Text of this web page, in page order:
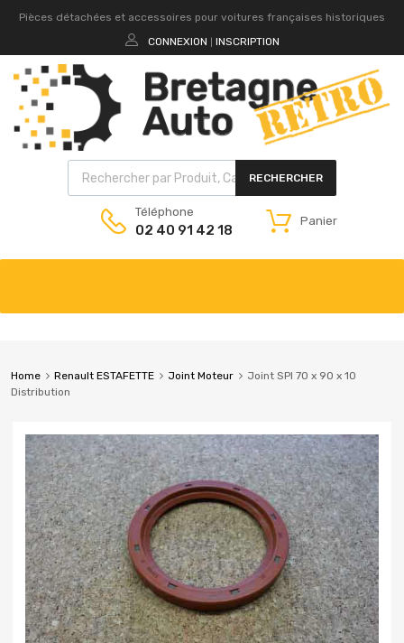
Pièces détachées et accessoires pour voitures françaises historiques
CONNEXION
INSCRIPTION
RECHERCHER
Téléphone
02 40 91 42 18
Panier
Home Renault ESTAFETTE Joint Moteur
Joint SPI 70 x 90 x 10
Distribution